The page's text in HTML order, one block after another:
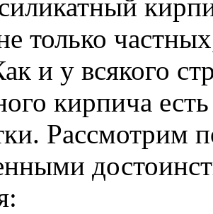
только
и у всякого
кирпича
Рассмотрим